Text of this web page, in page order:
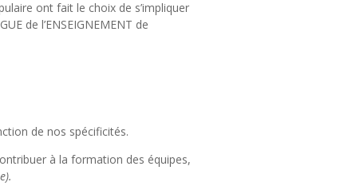
ont fait le choix de s’impliquer
de l’ENSEIGNEMENT de
de nos spécificités.
à la formation des équipes,